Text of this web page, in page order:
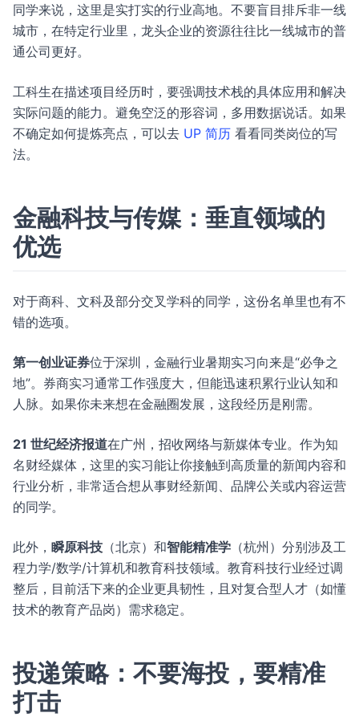
同学来说，这里是实打实的行业高地。不要盲目排斥非一线
城市，在特定行业里，龙头企业的资源往往比一线城市的普
通公司更好。
工科生在描述项目经历时，要强调技术栈的具体应用和解决
实际问题的能力。避免空泛的形容词，多用数据说话。如果
不确定如何提炼亮点，可以去 UP 简历 看看同类岗位的写
法。
金融科技与传媒：垂直领域的
优选
对于商科、文科及部分交叉学科的同学，这份名单里也有不
错的选项。
第一创业证券位于深圳，金融行业暑期实习向来是“必争之
地”。券商实习通常工作强度大，但能迅速积累行业认知和
人脉。如果你未来想在金融圈发展，这段经历是刚需。
21 世纪经济报道在广州，招收网络与新媒体专业。作为知
名财经媒体，这里的实习能让你接触到高质量的新闻内容和
行业分析，非常适合想从事财经新闻、品牌公关或内容运营
的同学。
此外， 瞬原科技 （北京）和智能精准学 （杭州）分别涉及工
程力学/数学/计算机和教育科技领域。教育科技行业经过调
整后，目前活下来的企业更具韧性，且对复合型人才（如懂
技术的教育产品岗）需求稳定。
投递策略：不要海投，要精准
打击